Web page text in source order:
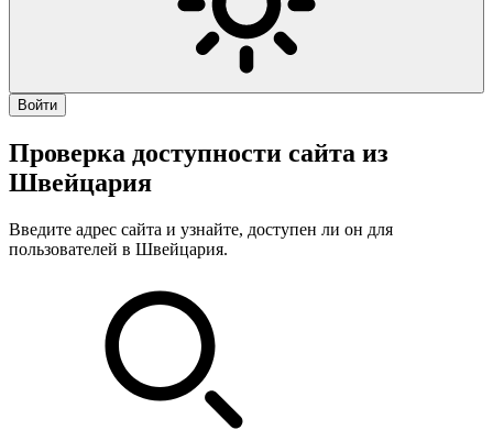
Войти
Проверка доступности сайта из
Швейцария
Введите адрес сайта и узнайте, доступен ли он для
пользователей в Швейцария.